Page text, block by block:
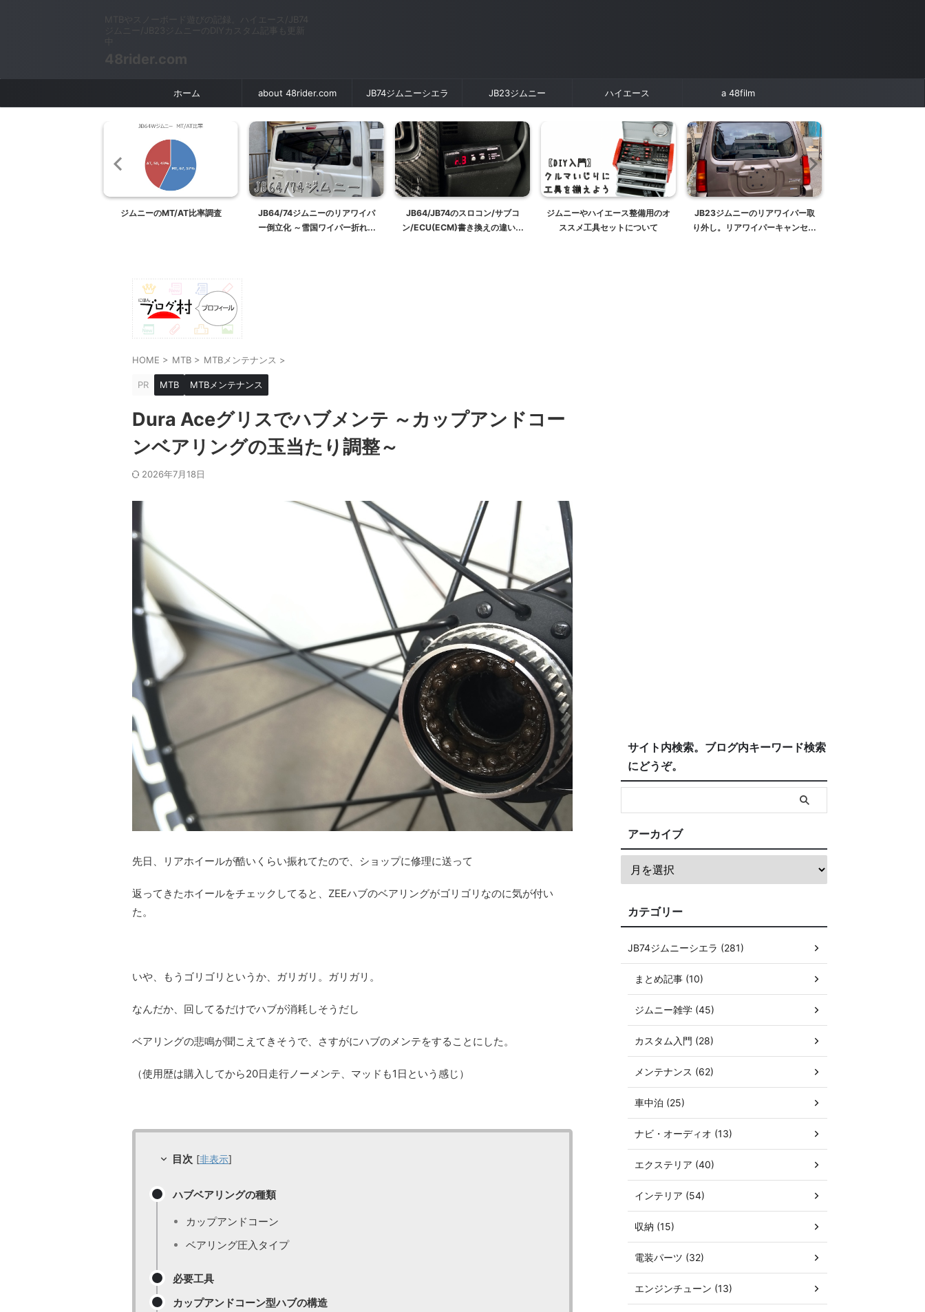
MTBやスノーボード遊びの記録。ハイエース/JB74
ジムニー/JB23ジムニーのDIYカスタム記事も更新
48rider.com
ホーム about 48rider.com JB74ジムニーシエラ JB23ジムニー ハイエース a 48film
ジムニーのMT/AT比率調査
JB64/74ジムニーのリアワイパ
ー倒立化 ～雪国ワイパー折れ対
JB64/JB74のスロコン/サブコ
ン/ECU(ECM)書き換えの違いに
ジムニーやハイエース整備用のオ
ススメ工具セットについて
JB23ジムニーのリアワイパー取
り外し。リアワイパーキャンセル
HOME > MTB > MTBメンテナンス >
PR MTB MTBメンテナンス
Dura Aceグリスでハブメンテ ～カップアンドコー
ンベアリングの玉当たり調整～
2026年7月18日
先日、リアホイールが酷いくらい振れてたので、ショップに修理に送って
返ってきたホイールをチェックしてると、ZEEハブのベアリングがゴリゴリなのに気が付い
た。
いや、もうゴリゴリというか、ガリガリ。ガリガリ。
なんだか、回してるだけでハブが消耗しそうだし
ベアリングの悲鳴が聞こえてきそうで、さすがにハブのメンテをすることにした。
（使用歴は購入してから20日走行ノーメンテ、マッドも1日という感じ）
目次 [非表示]
ハブベアリングの種類
カップアンドコーン
ベアリング圧入タイプ
必要工具
カップアンドコーン型ハブの構造
サイト内検索。ブログ内キーワード検索
にどうぞ。
アーカイブ
カテゴリー
JB74ジムニーシエラ (281)
まとめ記事 (10)
ジムニー雑学 (45)
カスタム入門 (28)
メンテナンス (62)
車中泊 (25)
ナビ・オーディオ (13)
エクステリア (40)
インテリア (54)
収納 (15)
電装パーツ (32)
エンジンチューン (13)